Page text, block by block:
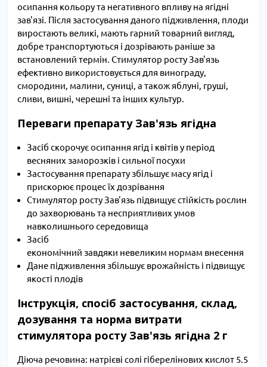
осипання кольору та негативного впливу на ягідні
зав'язі. Після застосування даного підживлення, плоди
виростають великі, мають гарний товарний вигляд,
добре транспортуються і дозрівають раніше за
встановлений термін. Стимулятор росту Зав'язь
ефективно використовується для винограду,
смородини, малини, суниці, а також яблуні, груші,
сливи, вишні, черешні та інших культур.
Переваги препарату Зав'язь ягідна
Засіб скорочує осипання ягід і квітів у період
весняних заморозків і сильної посухи
Застосування препарату збільшує масу ягід і
прискорює процес їх дозрівання
Стимулятор росту Зав'язь підвищує стійкість рослин
до захворювань та несприятливих умов
навколишнього середовища
Засіб
економічний завдяки невеликим нормам внесення
Дане підживлення збільшує врожайність і підвищує
якості плодів
Інструкція, спосіб застосування, склад,
дозування та норма витрати
стимулятора росту Зав'язь ягідна 2 г
Діюча речовина: натрієві солі гіберелінових кислот 5.5